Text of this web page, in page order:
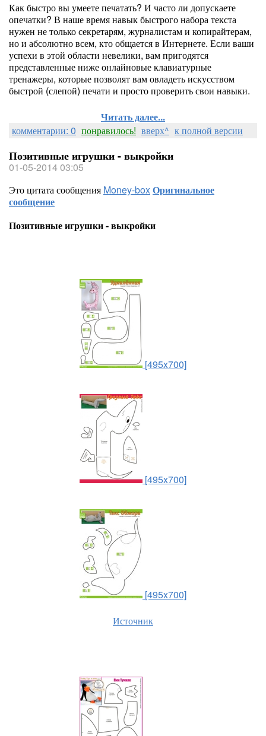
Как быстро вы умеете печатать? И часто ли допускаете
опечатки? В наше время навык быстрого набора текста
нужен не только секретарям, журналистам и копирайтерам,
но и абсолютно всем, кто общается в Интернете. Если ваши
успехи в этой области невелики, вам пригодятся
представленные ниже онлайновые клавиатурные
тренажеры, которые позволят вам овладеть искусством
быстрой (слепой) печати и просто проверить свои навыки.
Читать далее...
комментарии: 0 понравилось! вверх^ к полной версии
Позитивные игрушки - выкройки
01-05-2014 03:05
Это цитата сообщения Money-boxОригинальное
сообщение
Позитивные игрушки - выкройки
[495x700]
[495x700]
[495x700]
Источник